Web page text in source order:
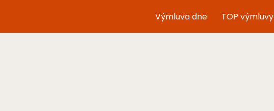
Výmluva dne TOP výmluvy